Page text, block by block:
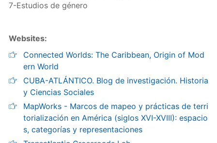
7-Estudios de género
Websites:
Connected Worlds: The Caribbean, Origin of Mod
ern World
CUBA-ATLÁNTICO. Blog de investigación. Historia
y Ciencias Sociales
MapWorks - Marcos de mapeo y prácticas de terri
torialización en América (siglos XVI-XVIII): espacio
s, categorías y representaciones